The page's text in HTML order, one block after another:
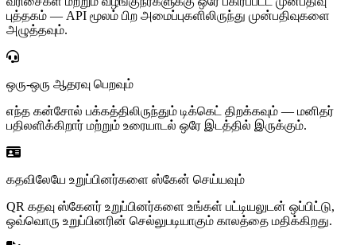
புத்தகம் — API மூலம் பிற அமைப்புகளிலிருந்து முன்பதிவுகளை
அழுத்தவும்.
ஒரு-ஒரு ஆதரவு பெறவும்
எந்த கன்சோல் பக்கத்திலிருந்தும் டிக்கெட் திறக்கவும் — மனிதர்
பதிலளிக்கிறார் மற்றும் உரையாடல் ஒரே இடத்தில் இருக்கும்.
கதவிலேயே உறுப்பினர்களை ஸ்கேன் செய்யவும்
QR கதவு ஸ்கேனர் உறுப்பினர்களை உங்கள் பட்டியலுடன் ஒப்பிட்டு,
ஒவ்வொரு உறுப்பினரின் செல்லுபடியாகும் காலத்தை மதிக்கிறது.